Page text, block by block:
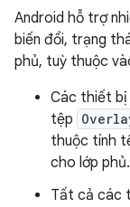
Android hỗ trợ
biến đổi, trạng
phủ, tuỳ thuộc
Các thiết bị
tệp
thuộc tính
cho lớp phủ.
Tất cả các